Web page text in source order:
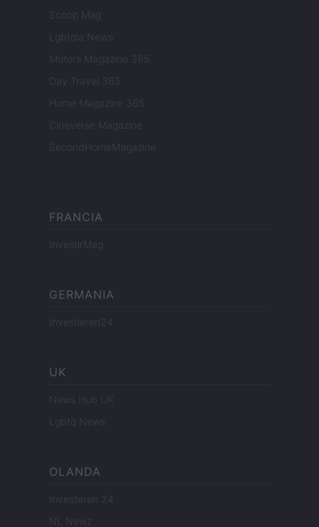
Scoop Mag
Lgbtqia News
Motors Magazine 365
Day Travel 365
Home Magazine 365
Cineverse Magazine
SecondHomeMagazine
FRANCIA
InvestirMag
GERMANIA
Investieren24
UK
News Hub UK
Lgbtq News
OLANDA
Investeren 24
NL Newz